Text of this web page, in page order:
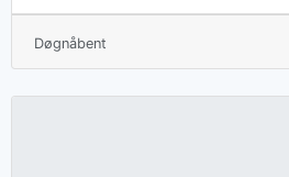
Døgnåbent